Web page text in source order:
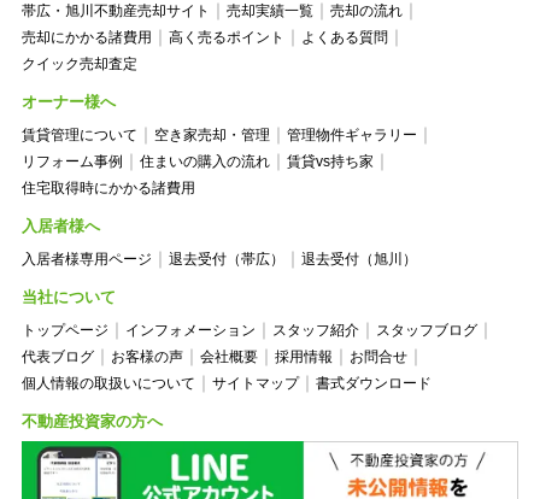
帯広・旭川不動産売却サイト
売却実績一覧
売却の流れ
売却にかかる諸費用
高く売るポイント
よくある質問
クイック売却査定
オーナー様へ
賃貸管理について 空き家売却・管理
管理物件ギャラリー
リフォーム事例
住まいの購入の流れ
賃貸vs持ち家
住宅取得時にかかる諸費用
入居者様へ
入居者様専用ページ 退去受付（帯広） 退去受付（旭川）
当社について
トップページ インフォメーション スタッフ紹介
スタッフブログ
代表ブログ
お客様の声 会社概要 採用情報
お問合せ
個人情報の取扱いについて
サイトマップ 書式ダウンロード
不動産投資家の方へ